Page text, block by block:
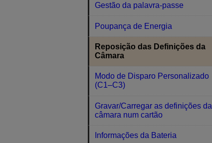
Gestão da palavra-passe
Poupança de Energia
Reposição das Definições da
Câmara
Modo de Disparo Personalizado
(C1–C3)
Gravar/Carregar as definições da
câmara num cartão
Informações da Bateria